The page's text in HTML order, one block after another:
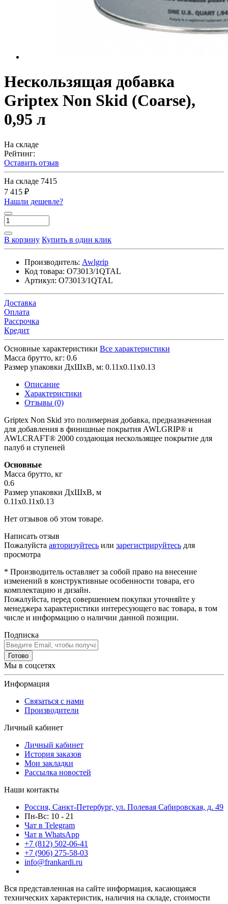
Нескользящая добавка
Griptex Non Skid (Coarse),
0,95 л
На складе
Рейтинг:
Оставить отзыв
На складе 7415
7 415 ₽
Нашли дешевле?
В корзину Купить в один клик
Производитель: Awlgrip
Код товара: O73013/1QTAL
Артикул: O73013/1QTAL
Доставка
Оплата
Рассрочка
Кредит
Основные характеристики Все характеристики
Масса брутто, кг: 0.6
Размер упаковки ДхШхВ, м: 0.11x0.11x0.13
Описание
Характеристики
Отзывы (0)
Griptex Non Skid это полимерная добавка, предназначенная
для добавления в финишные покрытия AWLGRIP® и
AWLCRAFT® 2000 создающая нескользящее покрытие для
палуб и ступеней
Основные
Масса брутто, кг
0.6
Размер упаковки ДхШхВ, м
0.11x0.11x0.13
Нет отзывов об этом товаре.
Написать отзыв
Пожалуйста авторизуйтесь или зарегистрируйтесь для
просмотра
* Производитель оставляет за собой право на внесение
изменений в конструктивные особенности товара, его
комплектацию и дизайн.
Пожалуйста, перед совершением покупки уточняйте у
менеджера характеристики интересующего вас товара, в том
числе и информацию о наличии данной позиции.
Подписка
Готово
Мы в соцсетях
Информация
Связаться с нами
Производители
Личный кабинет
Личный кабинет
История заказов
Мои закладки
Рассылка новостей
Наши контакты
Россия, Санкт-Петербург, ул. Полевая Сабировская, д. 49
Пн-Вс: 10 - 21
Чат в Telegram
Чат в WhatsApp
+7 (812) 502-06-41
+7 (906) 275-58-03
info@frankardi.ru
Вся представленная на сайте информация, касающаяся
технических характеристик, наличия на складе, стоимости